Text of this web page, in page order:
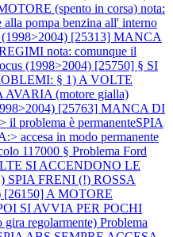
(spento in corsa) nota:
pompa benzina all' interno
(1998>2004) [25313] MANCA
nota: comunque il
(1998>2004) [25750] § SI
§ 1) A VOLTE
(motore gialla)
[25763] MANCA DI
problema è permanenteSPIA
accesa in modo permanente
117000 § Problema Ford
SI ACCENDONO LE
SPIA FRENI (!) ROSSA
[26150] A MOTORE
SI AVVIA PER POCHI
regolarmente) Problema